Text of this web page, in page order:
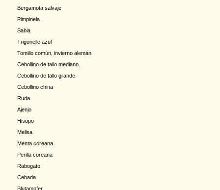
Bergamota salvaje
Pimpinela
Sabia
Trigonelle azul
Tomillo común, invierno alemán
Cebollino de tallo mediano.
Cebollino de tallo grande.
Cebollino china
Ruda
Ajenjo
Hisopo
Melisa
Menta coreana
Perilla coreana
Rabogato
Cebada
Blutampfer